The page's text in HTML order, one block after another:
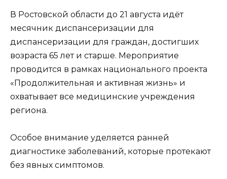
В Ростовской области до 21 августа идёт
месячник диспансеризации для
диспансеризации для граждан, достигших
возраста 65 лет и старше. Мероприятие
проводится в рамках национального проекта
«Продолжительная и активная жизнь» и
охватывает все медицинские учреждения
региона.
Особое внимание уделяется ранней
диагностике заболеваний, которые протекают
без явных симптомов.